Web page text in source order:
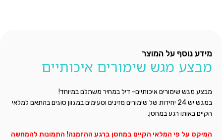
מידע נוסף על המוצר
מבצע מגש שימורים איכותיים
מבצע מגש שימורים איכותיים- דיל במחיר משתלם במיוחד!
במגש יש 24 יחידות של שימורים מזינים וטעימים במגוון סוגים בהתאם למלאי
הקיים באותו רגע במחסן.
המיקס על פי המלאי הקיים במחסן ברגע ההזמנה! התמונות להמחשה